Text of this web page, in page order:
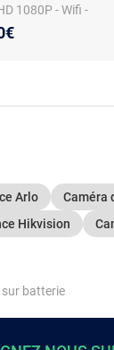
1080P - Wifi -
mouvement -
à distance
Arlo Caméra
Hikvision
batterie